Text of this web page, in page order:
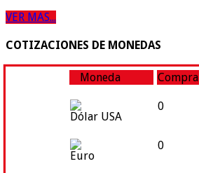
VER MAS...
COTIZACIONES DE MONEDAS
Moneda Compra
Dólar USA
0
Euro
0